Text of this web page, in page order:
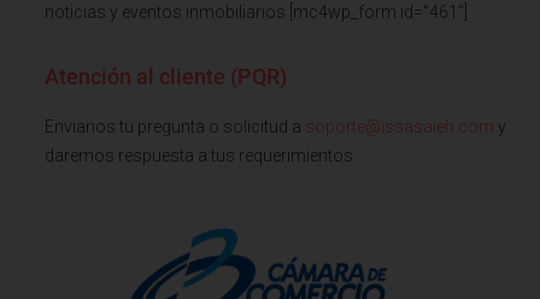
noticias y eventos inmobiliarios [mc4wp_form id="461"]
Atención al cliente (PQR)
Envianos tu pregunta o solicitud a soporte@issasaieh.com y
daremos respuesta a tus requerimientos